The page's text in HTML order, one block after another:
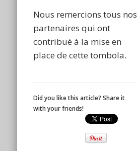
Nous remercions tous nos
partenaires qui ont
contribué à la mise en
place de cette tombola.
Did you like this article? Share it
with your friends!